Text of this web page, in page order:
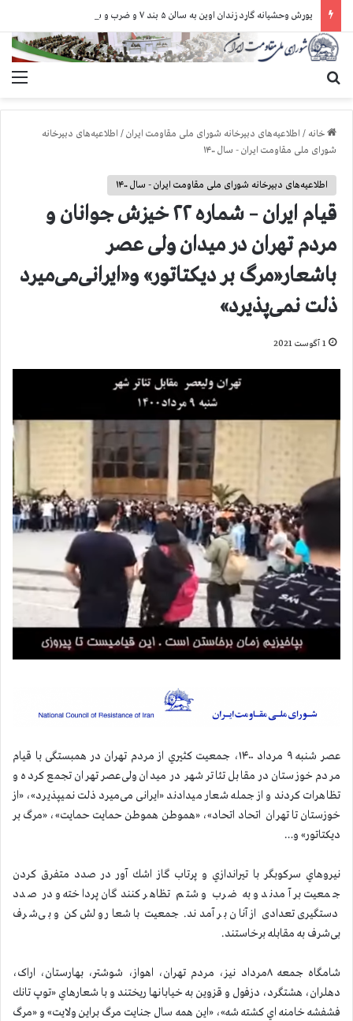
یورش وحشیانه گارد زندان اوین به سالن ۵ بند ۷ و ضرب و شتم زندانیان
خانه / اطلاعیه‌های دبیرخانه شورای ملی مقاومت ایران/ اطلاعیه‌های دبیرخانه
شورای ملی مقاومت ایران - سال ۱۴۰۰
اطلاعیه‌های دبیرخانه شورای ملی مقاومت ایران - سال ۱۴۰۰
قیام ایران – شماره ۲۲ خیزش جوانان و
مردم تهران در میدان ولی عصر
باشعار«مرگ بر دیکتاتور» و«ایرانی‌می‌میرد
ذلت نمی‌پذیرد»
1 آگوست 2021
عصر شنبه ۹ مرداد ۱۴۰۰، جمعیت كثيري از مردم تهران در همبستگی با قیام
مردم خوزستان در مقابل تئاتر شهر در میدان ولی‌عصر تهران تجمع کرده و
تظاهرات کردند و از جمله شعار ميدادند «ایرانی می‌میرد ذلت نمیپذیرد»، «از
خوزستان تا تهران اتحاد اتحاد»، «هموطن هموطن حمایت حمایت»، «مرگ بر
دیکتاتور» و…
نیروهاي سركوبگر با تيراندازي و پرتاب گاز اشك آور در صدد متفرق كردن
جمعيت بر آمدند و به ضرب و شتم تظاهر کنندگان پرداخته و در صدد
دستگیری تعدادی از آنان بر آمدند. جمعیت با شعار ولش کن و بی‌شرف
بی‌شرف به مقابله برخاستند.
شامگاه جمعه ۸مرداد نیز، مردم تهران، اهواز، شوشتر، بهارستان، اراک،
دهلران، هشتگرد، دزفول و قزوین به خیابانها ریختند و با شعارهاي «توپ تانك
فشفشه خامنه اي كشته شه»، «اين همه سال جنايت مرگ براين ولايت» و «مرگ